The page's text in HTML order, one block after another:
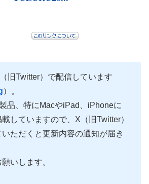
旧Twitter）で配信しています
）。
品、特にMacやiPad、iPhoneに
していますので、X（旧Twitter）
ただくと更新内容の通知が届き
いします。